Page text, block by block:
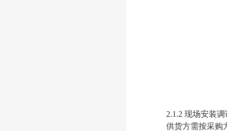
2.1.2 现场安装
供货方需按采购